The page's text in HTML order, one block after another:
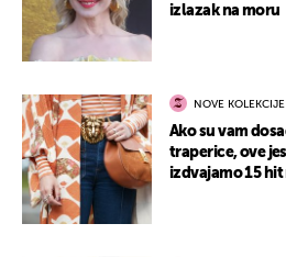
izlazak na moru
NOVE KOLEKCIJE
Ako su vam
traperice, ove
izdvajamo 15